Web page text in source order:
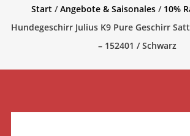
Start /Angebote & Saisonales / 10%
Hundegeschirr Julius K9 Pure Geschirr
– 152401 / Schwarz